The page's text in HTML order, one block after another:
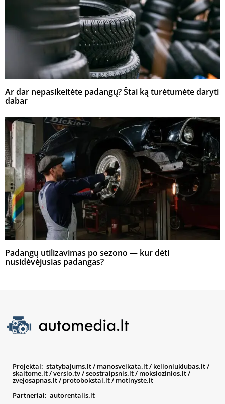
Ar dar nepasikeitėte padangų? Štai ką turėtumėte daryti
dabar
Padangų utilizavimas po sezono — kur dėti
nusidėvėjusias padangas?
Projektai: statybajums.lt/ manosveikata.lt/ kelioniuklubas.lt/
skaitome.lt/verslo.tv/seostraipsnis.lt/ mokslozinios.lt/
zvejosapnas.lt/ protobokstai.lt/ motinyste.lt
Partneriai: autorentalis.lt